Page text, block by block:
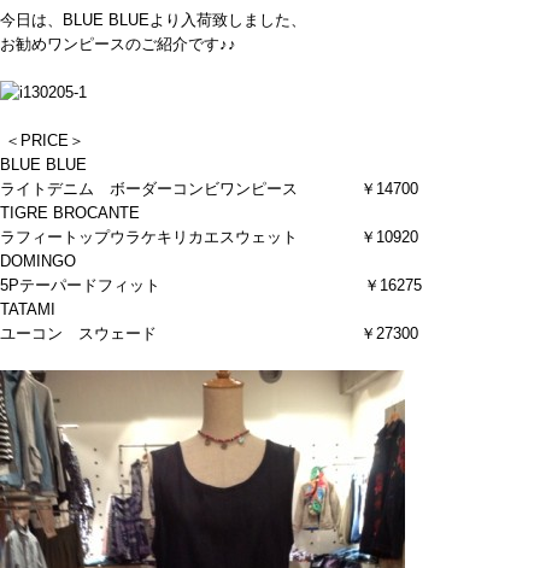
今日は、BLUE BLUEより入荷致しました、
お勧めワンピースのご紹介です♪♪
＜PRICE＞
BLUE BLUE
ライトデニム ボーダーコンビワンピース ￥14700
TIGRE BROCANTE
ラフィートップウラケキリカエスウェット ￥10920
DOMINGO
5Pテーパードフィット ￥16275
TATAMI
ユーコン スウェード ￥27300